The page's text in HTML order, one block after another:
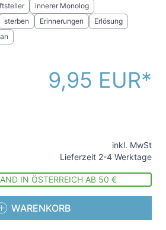
innerer Monolog
sterben Erinnerungen
Erlösung
9,95 EUR
inkl. MwSt
Lieferzeit 2-4 Werktage
IN ÖSTERREICH AB 50 €
WARENKORB